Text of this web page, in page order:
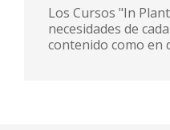
Los Cursos "In
necesidades de
contenido como en